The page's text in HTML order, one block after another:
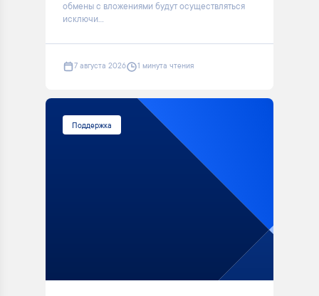
обмены с вложениями будут осуществляться
исключи...
7 августа 2026 1 минута чтения
Поддержка